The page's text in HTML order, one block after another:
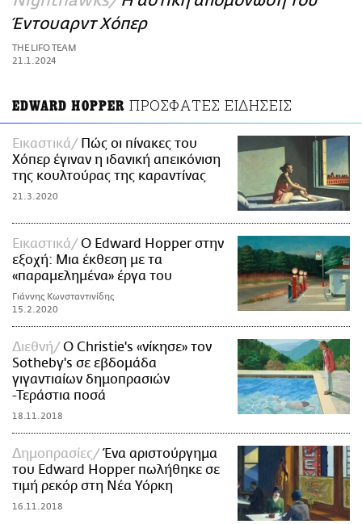
ΑΜΠΑ
PRINT
Έντουαρντ Χόπερ
THE LIFO TEAM
21.1.2024
EDWARD HOPPER ΠΡΟΣΦΑΤΕΣ ΕΙΔΗΣΕΙΣ
Εικαστικά
Πώς οι πίνακες του
Χόπερ έγιναν η ιδανική απεικόνιση
της κουλτούρας της καραντίνας
21.3.2020
Εικαστικά
Ο Edward Hopper στην
εξοχή: Μια έκθεση με τα
«παραμελημένα» έργα του
Γιάννης Κωνσταντινίδης
15.2.2020
Διεθνή
O Christie's «νίκησε» τον
Sotheby's σε εβδομάδα
γιγαντιαίων δημοπρασιών
-Τεράστια ποσά
18.11.2018
Δημοπρασίες
Ένα αριστούργημα
του Edward Hopper πωλήθηκε σε
τιμή ρεκόρ στη Νέα Υόρκη
16.11.2018